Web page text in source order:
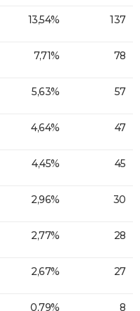
13,54% 137
7,71% 78
5,63% 57
4,64% 47
4,45% 45
2,96% 30
2,77% 28
2,67% 27
0,79% 8